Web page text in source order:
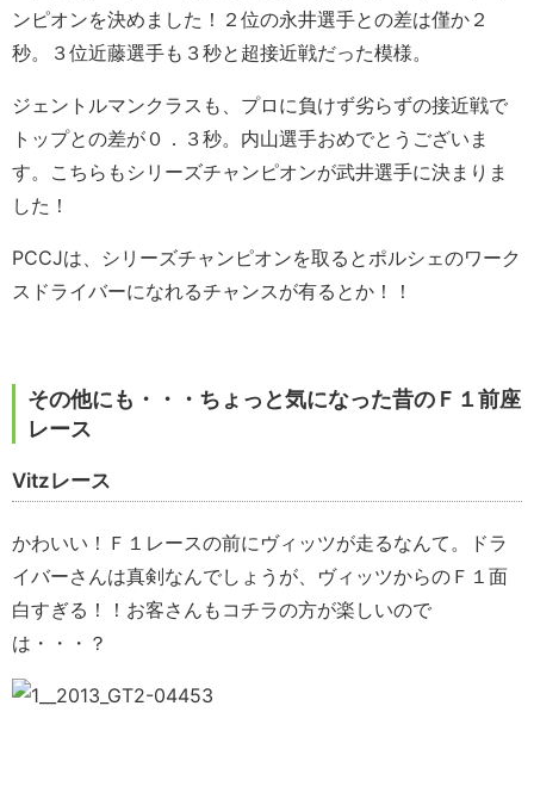
ンピオンを決めました！２位の永井選手との差は僅か２
秒。３位近藤選手も３秒と超接近戦だった模様。
ジェントルマンクラスも、プロに負けず劣らずの接近戦で
トップとの差が０．３秒。内山選手おめでとうございま
す。こちらもシリーズチャンピオンが武井選手に決まりま
した！
PCCJは、シリーズチャンピオンを取るとポルシェのワーク
スドライバーになれるチャンスが有るとか！！
その他にも・・・ちょっと気になった昔のＦ１前座
レース
Vitzレース
かわいい！Ｆ１レースの前にヴィッツが走るなんて。ドラ
イバーさんは真剣なんでしょうが、ヴィッツからのＦ１面
白すぎる！！お客さんもコチラの方が楽しいので
は・・・？